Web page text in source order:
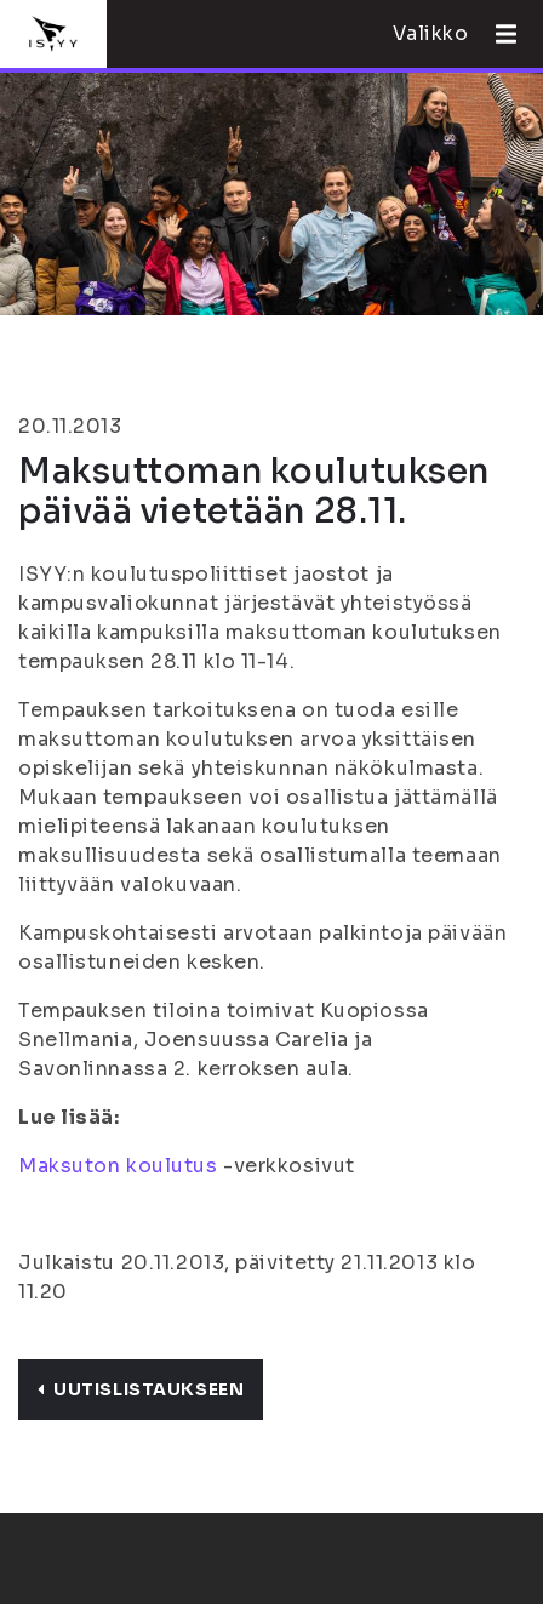
Valikko
20.11.2013
Maksuttoman koulutuksen
päivää vietetään 28.11.
ISYY:n koulutuspoliittiset jaostot ja
kampusvaliokunnat järjestävät yhteistyössä
kaikilla kampuksilla maksuttoman koulutuksen
tempauksen 28.11 klo 11-14.
Tempauksen tarkoituksena on tuoda esille
maksuttoman koulutuksen arvoa yksittäisen
opiskelijan sekä yhteiskunnan näkökulmasta.
Mukaan tempaukseen voi osallistua jättämällä
mielipiteensä lakanaan koulutuksen
maksullisuudesta sekä osallistumalla teemaan
liittyvään valokuvaan.
Kampuskohtaisesti arvotaan palkintoja päivään
osallistuneiden kesken.
Tempauksen tiloina toimivat Kuopiossa
Snellmania, Joensuussa Carelia ja
Savonlinnassa 2. kerroksen aula.
Lue lisää:
Maksuton koulutus -verkkosivut
Julkaistu 20.11.2013, päivitetty 21.11.2013 klo
11.20
UUTISLISTAUKSEEN